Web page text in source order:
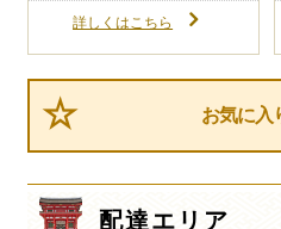
詳しくはこちら
お気に入
配達エリア